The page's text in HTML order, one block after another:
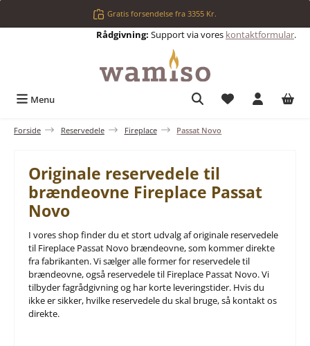
Gratis forsendelse fra 3355 Kr.
Rådgivning: Support via vores kontaktformular.
Menu Du har 0
Forside Reservedele Fireplace Passat Novo
Originale reservedele til
brændeovne Fireplace Passat
Novo
I vores shop finder du et stort udvalg af originale reservedele
til Fireplace Passat Novo brændeovne, som kommer direkte
fra fabrikanten. Vi sælger alle former for reservedele til
brændeovne, også reservedele til Fireplace Passat Novo. Vi
tilbyder fagrådgivning og har korte leveringstider. Hvis du
ikke er sikker, hvilke reservedele du skal bruge, så kontakt os
direkte.